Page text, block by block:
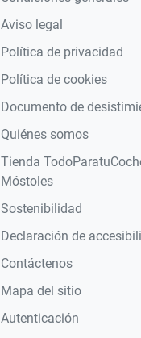
Aviso legal
Política de privacidad
Política de cookies
Documento de
Quiénes somos
Tienda
Móstoles
Sostenibilidad
Declaración de
Contáctenos
Mapa del sitio
Autenticación